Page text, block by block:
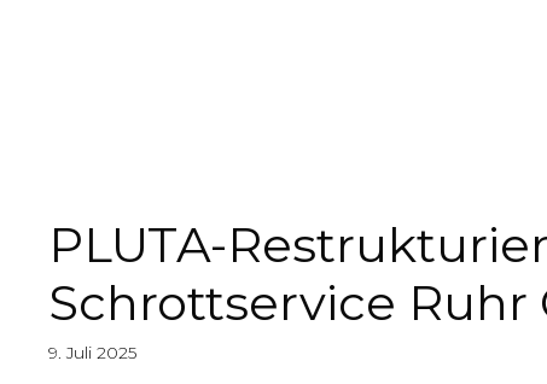
PLUTA-
Schrottservice Ruhr
9. Juli 2025